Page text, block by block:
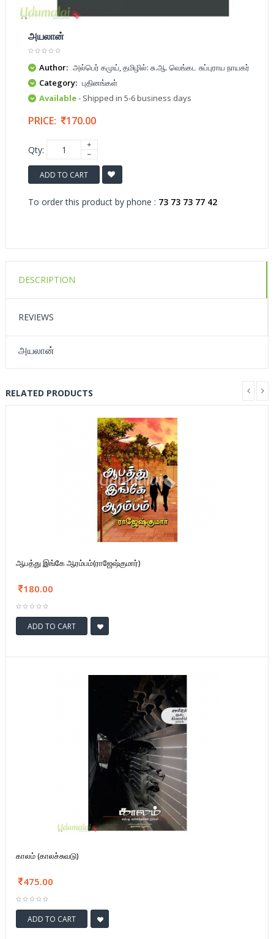
அயலான்
Author: அல்பெர் கமுய், தமிழில்: சு.ஆ. வெங்கட சுப்புராய நாயகர்
Category: புதினங்கள்
Available- Shipped in 5-6 business days
PRICE: 170.00
Qty:
ADD TO CART
To order this product by phone : 73 73 73 77 42
DESCRIPTION
REVIEWS
அயலான்
RELATED PRODUCTS
ஆபத்து இங்கே ஆரம்பம்(ராஜேஷ்குமார்)
180.00
ADD TO CART
காலம் (காலச்சுவடு)
475.00
ADD TO CART